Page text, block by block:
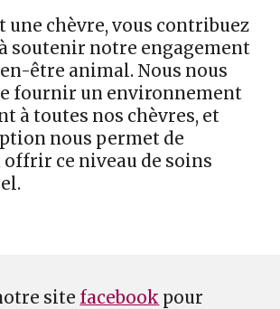
une chèvre, vous contribuez
soutenir notre engagement
être animal. Nous nous
fournir un environnement
à toutes nos chèvres, et
nous permet de
ce niveau de soins
site facebook pour